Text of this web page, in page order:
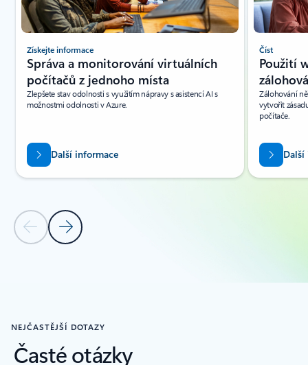
Předchozí snímek
Další snímek
Získejte informace
Správa a monitorování virtuálních
počítačů z jednoho místa
Zlepšete stav odolnosti s využitím nápravy s asistencí AI s
možnostmi odolnosti v Azure.
Další informace
Číst
Použití
Zálohování
vytvořit
počítače.
Další
Zpět na ZDROJE INFORMACÍ – oddíl s karuselem Zálohování
NEJČASTĚJŠÍ DOTAZY
Časté otázky